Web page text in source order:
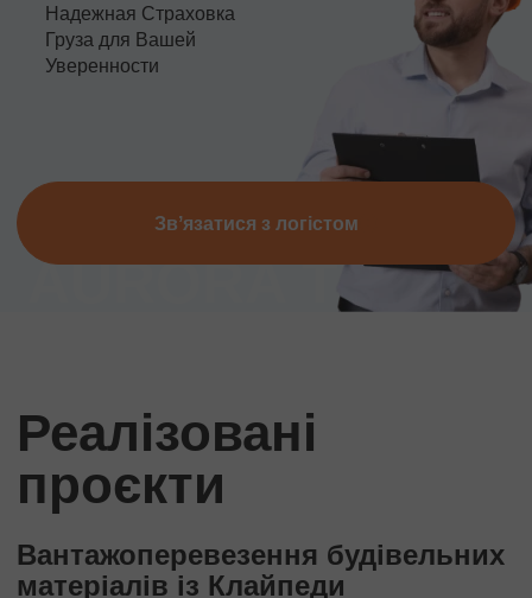
Надежная Страховка
Груза для Вашей
Уверенности
Звʼязатися з логістом
Реалізовані
проєкти
Вантажоперевезення будівельних
матеріалів із Клайпеди